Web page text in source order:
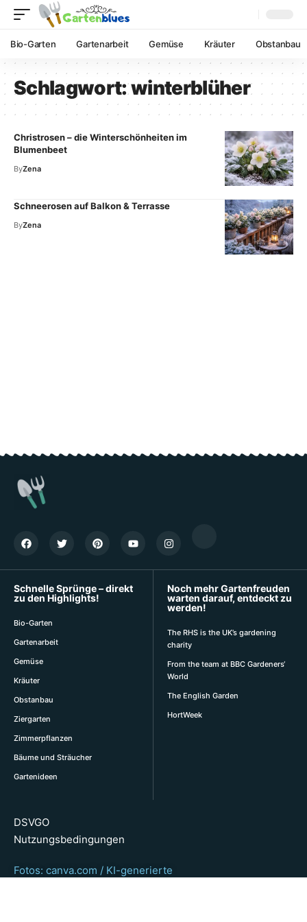
Bio-Garten Gartenarbeit Gemüse Kräuter Obstanbau
Schlagwort:winterblüher
Christrosen – die Winterschönheiten im
Blumenbeet
ByZena
Schneerosen auf Balkon & Terrasse
ByZena
Schnelle Sprünge – direkt
zu den Highlights!
Bio-Garten
Gartenarbeit
Gemüse
Kräuter
Obstanbau
Ziergarten
Zimmerpflanzen
Bäume und Sträucher
Gartenideen
Noch mehr Gartenfreuden
warten darauf, entdeckt zu
werden!
The RHS is the UK’s gardening
charity
From the team at BBC Gardeners‘
World
The English Garden
HortWeek
DSVGO
Nutzungsbedingungen
Fotos: canva.com / KI-generierte